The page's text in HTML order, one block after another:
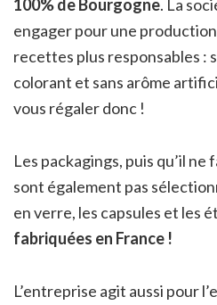
100% de Bourgogne. La
engager pour une
recettes plus responsables :
colorant et sans arôme
vous régaler donc !
Les packagings, puis qu’il ne
sont également pas
en verre, les capsules et les
fabriquées en France !
L’entreprise agit aussi pour